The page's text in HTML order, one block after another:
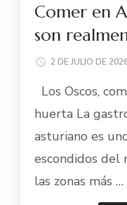
Comer en
son
2 DE JULIO DE
Los Oscos,
huerta La
asturiano es
escondidos del
las zonas más …